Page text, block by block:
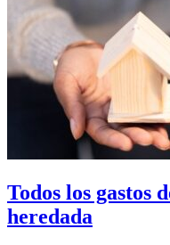
Todos los gastos
heredada